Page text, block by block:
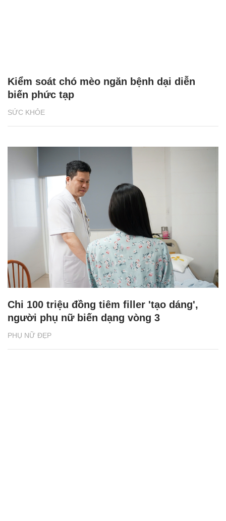
SỨC KHỎE
Kiểm soát chó mèo ngăn bệnh dại diễn
biến phức tạp
PHỤ NỮ ĐẸP
Chi 100 triệu đồng tiêm filler 'tạo dáng',
người phụ nữ biến dạng vòng 3